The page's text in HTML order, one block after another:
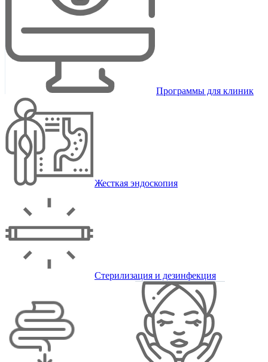
Программы для клиник
Жесткая эндоскопия
Стерилизация и дезинфекция